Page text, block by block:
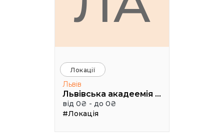
Локації
Львів
Львівська акадеемія бізнесу
від 0₴ - до 0₴
#Локація